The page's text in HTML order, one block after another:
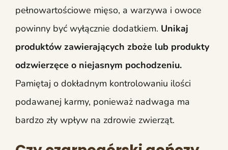
pełnowartościowe mięso, a warzywa i owoce
powinny być wyłącznie dodatkiem. Unikaj
produktów zawierających zboże lub produkty
odzwierzęce o niejasnym pochodzeniu.
Pamiętaj o dokładnym kontrolowaniu ilości
podawanej karmy, ponieważ nadwaga ma
bardzo zły wpływ na zdrowie zwierząt.